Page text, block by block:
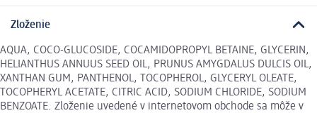
Zloženie
AQUA, COCO-GLUCOSIDE, COCAMIDOPROPYL BETAINE, GLYCERIN,
HELIANTHUS ANNUUS SEED OIL, PRUNUS AMYGDALUS DULCIS OIL,
XANTHAN GUM, PANTHENOL, TOCOPHEROL, GLYCERYL OLEATE,
TOCOPHERYL ACETATE, CITRIC ACID, SODIUM CHLORIDE, SODIUM
BENZOATE. Zloženie uvedené v internetovom obchode sa môže v